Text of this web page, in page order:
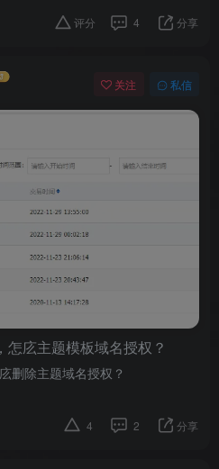
评分 4 分享
关注 私信
庅主题模板域名授权？
删除主题域名授权？
4 2 分享